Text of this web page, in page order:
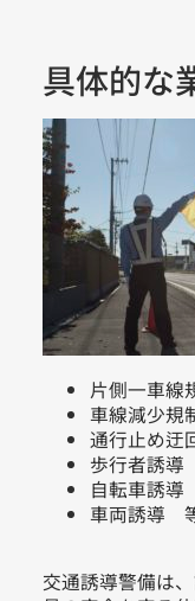
具体的な
片側一車線
車線減少規
通行止め迂
歩行者誘導
自転車誘導
車両誘導
交通誘導警備は